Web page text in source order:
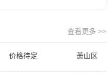
查看更多 >>
价格待定 萧山区